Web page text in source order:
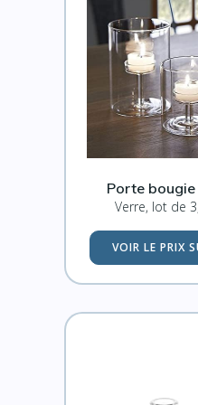
Porte
Verre, lot de
VOIR LE PRIX